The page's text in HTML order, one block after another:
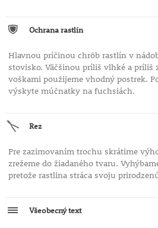
Ochrana rastlín
Hlavnou príčinou chrôb rastlín v
stovisko. Väčšinou príliš vlhké a príliš
voškami použijeme vhodný postrek.
výskyte múčnatky na fuchsiách.
Rez
Pre zazimovaním trochu skrátime
zrežeme do žiadaného tvaru.
pretože rastlina stráca svoju
Všeobecný text